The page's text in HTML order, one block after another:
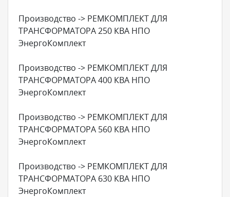
Производство -> РЕМКОМПЛЕКТ ДЛЯ
ТРАНСФОРМАТОРА 250 КВА НПО
ЭнергоКомплект
Производство -> РЕМКОМПЛЕКТ ДЛЯ
ТРАНСФОРМАТОРА 400 КВА НПО
ЭнергоКомплект
Производство -> РЕМКОМПЛЕКТ ДЛЯ
ТРАНСФОРМАТОРА 560 КВА НПО
ЭнергоКомплект
Производство -> РЕМКОМПЛЕКТ ДЛЯ
ТРАНСФОРМАТОРА 630 КВА НПО
ЭнергоКомплект